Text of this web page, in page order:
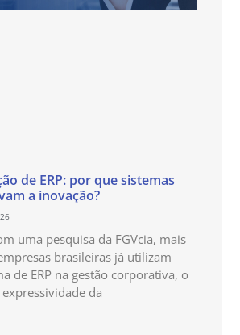
de ERP: por que sistemas
a inovação?
uma pesquisa da FGVcia, mais
brasileiras já utilizam
de ERP na gestão corporativa, o
da